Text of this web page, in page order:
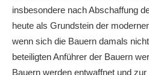
insbesondere nach Abschaffung
heute als Grundstein der
wenn sich die Bauern damals
beteiligten Anführer der Bauern
Bauern werden entwaffnet und